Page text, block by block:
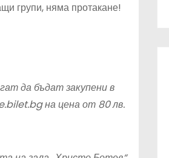
групи, няма протакане!
да бъдат закупени в
на цена от 80 лв.